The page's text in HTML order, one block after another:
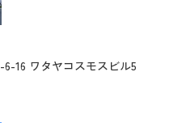
16 ワタヤコスモスビル5